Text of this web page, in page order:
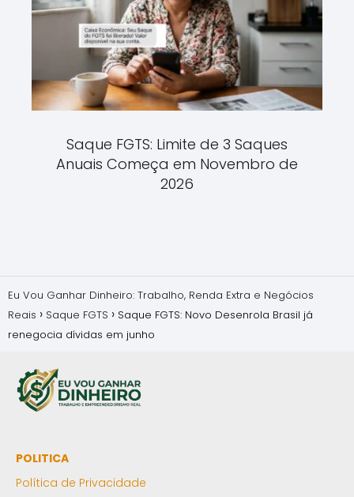
Saque FGTS: Limite de 3 Saques
Anuais Começa em Novembro de
2026
Eu Vou Ganhar Dinheiro: Trabalho, Renda Extra e Negócios
Reais
Saque FGTS
Saque FGTS: Novo Desenrola Brasil já
renegocia dívidas em junho
POLITICA
Política de Privacidade